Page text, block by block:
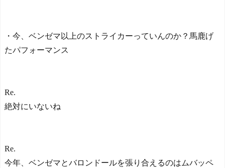
・今、ベンゼマ以上のストライカーっていんのか？馬鹿げ
たパフォーマンス
Re.
絶対にいないね
Re.
今年、ベンゼマとバロンドールを張り合えるのはムバッペ